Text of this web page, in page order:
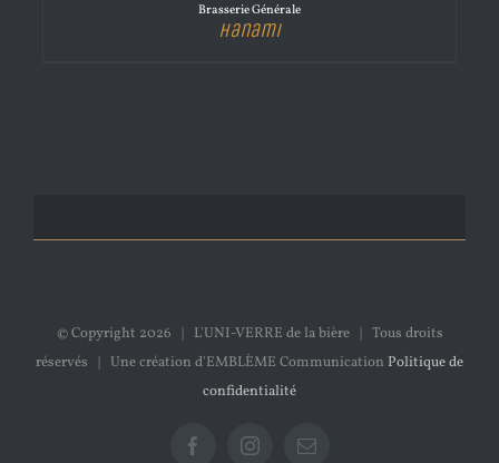
Brasserie Générale
Hanami
© Copyright 2026 | L'UNI-VERRE de la bière | Tous droits
réservés | Une création d'EMBLÈME Communication Politique de
confidentialité
FacebookInstagramEmail